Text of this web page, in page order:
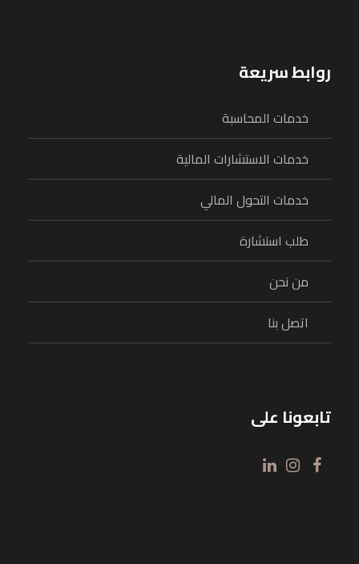
روابط سريعة
خدمات المحاسبة
خدمات الاستشارات المالية
خدمات التحول المالي
طلب استشارة
من نحن
اتصل بنا
تابعونا على